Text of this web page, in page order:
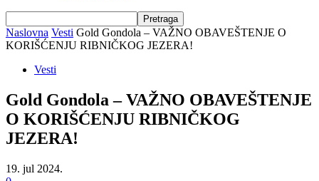
Naslovna Vesti Gold Gondola – VAŽNO OBAVEŠTENJE O
KORIŠĆENJU RIBNIČKOG JEZERA!
Vesti
Gold Gondola – VAŽNO OBAVEŠTENJE
O KORIŠĆENJU RIBNIČKOG
JEZERA!
19. jul 2024.